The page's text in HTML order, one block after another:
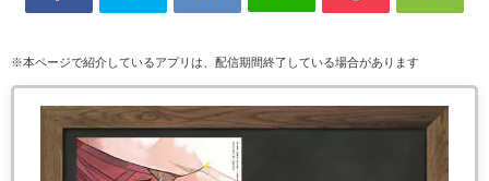
※本ページで紹介しているアプリは、配信期間終了している場合があります